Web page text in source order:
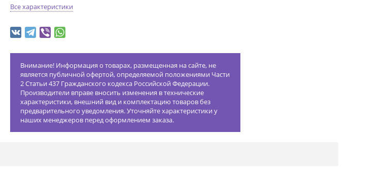
Все характеристики
Внимание! Информация о товарах, размещенная на сайте, не
является публичной офертой, определяемой положениями Части
2 Статьи 437 Гражданского кодекса Российской Федерации.
Производители вправе вносить изменения в технические
характеристики, внешний вид и комплектацию товаров без
предварительного уведомления. Уточняйте характеристики у
наших менеджеров перед оформлением заказа.